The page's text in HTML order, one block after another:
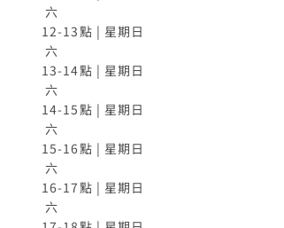
六
12-13點 | 星期日
六
13-14點 | 星期日
六
14-15點 | 星期日
六
15-16點 | 星期日
六
16-17點 | 星期日
六